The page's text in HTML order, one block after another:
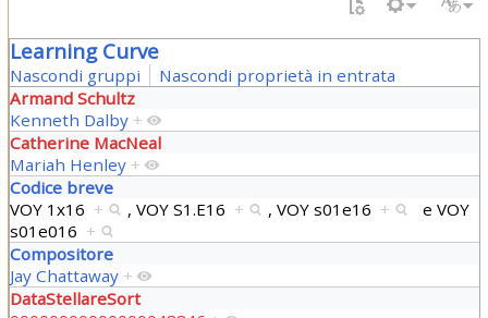
Learning Curve
Nascondi gruppi
Nascondi proprietà in entrata
Armand Schultz
Kenneth Dalby +
Catherine MacNeal
Mariah Henley +
Codice breve
VOY 1x16 + , VOY S1.E16 + , VOY s01e16 + e VOY
s01e016 +
Compositore
Jay Chattaway +
DataStellareSort